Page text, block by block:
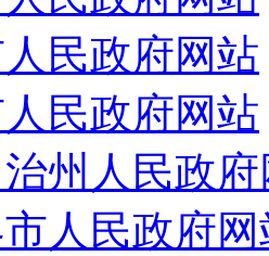
民政府网站
民政府网站
州人民政
人民政府网